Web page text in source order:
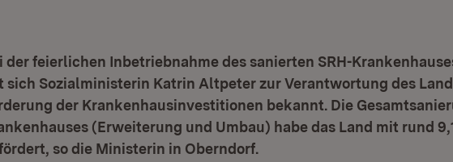
der feierlichen Inbetriebnahme des sanierten SRH-
sich Sozialministerin Katrin Altpeter zur Verantwortung des
der Krankenhausinvestitionen bekannt. Die
(Erweiterung und Umbau) habe das Land mit rund
so die Ministerin in Oberndorf.